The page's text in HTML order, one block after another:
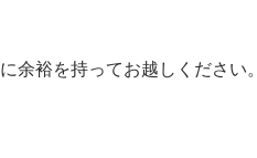
余裕を持ってお越しください。